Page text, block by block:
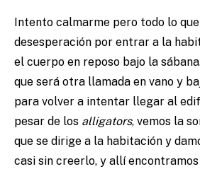
Intento calmarme pero todo lo
desesperación por entrar a la
el cuerpo en reposo bajo la
que será otra llamada en vano y
para volver a intentar llegar al
pesar de los alligators, vemos la
que se dirige a la habitación y
casi sin creerlo, y allí